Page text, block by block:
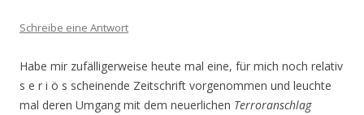
Schreibe eine Antwort
Habe mir zufälligerweise heute mal eine, für mich noch relativ
s e r i ö s scheinende Zeitschrift vorgenommen und leuchte
mal deren Umgang mit dem neuerlichen Terroranschlag